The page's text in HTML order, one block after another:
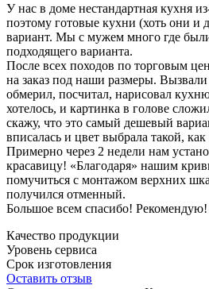
У нас в доме нестандартная кухня
поэтому готовые кухни (хоть они
вариант. Мы с мужем много где
подходящего варианта.
После всех походов по торговым
на заказ под наши размеры.
обмерил, посчитал, нарисовал
хотелось, и картинка в голове
скажу, что это самый дешевый
вписалась и цвет выбрала такой,
Примерно через 2 недели нам
красавицу! «Благодаря» нашим
помучиться с монтажом верхних
получился отменный.
Большое всем спасибо! Рекомендую!
Качество продукции
Уровень сервиса
Срок изготовления
Оставить отзыв